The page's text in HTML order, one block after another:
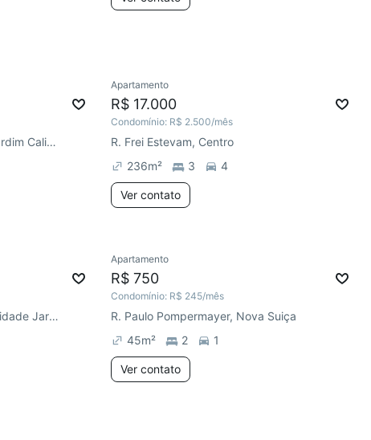
Av. Francisco Luiz Rasera, Jardim Califórnia
Apartamento
R$ 17.000
Condomínio: R$ 2.500/mês
R. Frei Estevam, Centro
236m² 3 4
Ver contato
R. Professor Luiz Curiacos, Cidade Jardim
Apartamento
R$ 750
Condomínio: R$ 245/mês
R. Paulo Pompermayer, Nova Suiça
45m² 2 1
Ver contato